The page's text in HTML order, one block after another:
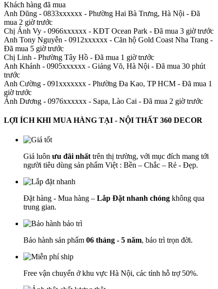
Khách hàng đã mua
Anh Dũng - 0833xxxxxx - Phường Hai Bà Trưng, Hà Nội - Đã
mua 2 giờ trước
Chị Ánh Vy - 0966xxxxxx - KĐT Ocean Park - Đã mua 3 giờ trước
Anh Tony Nguyễn - 0912xxxxxx - Căn hộ Gold Coast Nha Trang -
Đã mua 5 giờ trước
Chị Linh - Phường Tây Hồ - Đã mua 1 giờ trước
Anh Khánh - 0905xxxxxx - Giảng Võ, Hà Nội - Đã mua 30 phút
trước
Anh Cường - 091xxxxxxx - Phường Đa Kao, TP HCM - Đã mua 1
giờ trước
Ánh Dương - 0976xxxxxx - Sapa, Lào Cai - Đã mua 2 giờ trước
LỢI ÍCH KHI MUA HÀNG TẠI - NỘI THẤT 360 DECOR
Giá luôn ưu đãi nhất trên thị trường, với mục đích mang tới
người tiêu dùng sản phẩm Việt : Bền – Chắc – Rẻ - Đẹp.
Đặt hàng - Mua hàng – Lắp Đặt nhanh chóng không qua
trung gian.
Bảo hành sản phẩm 06 tháng - 5 năm, bảo trì trọn đời.
Free vận chuyển ở khu vực Hà Nội, các tỉnh hỗ trợ 50%.